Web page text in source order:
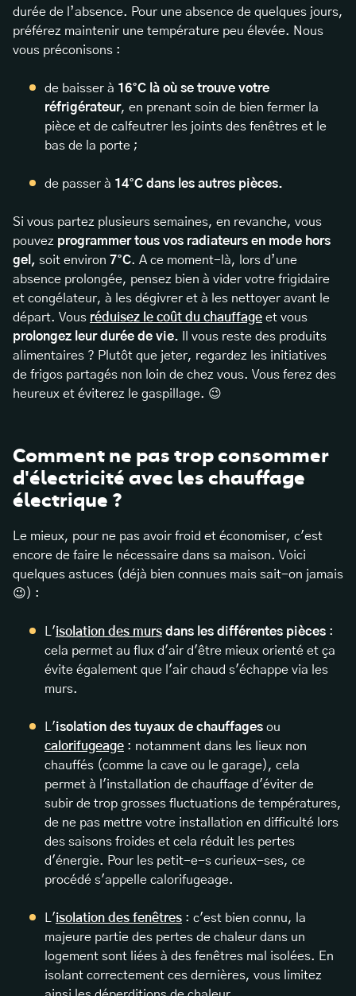
durée de l’absence. Pour une absence de quelques jours,
préférez maintenir une température peu élevée. Nous
vous préconisons :
de baisser à 16°C là où se trouve votre
réfrigérateur, en prenant soin de bien fermer la
pièce et de calfeutrer les joints des fenêtres et le
bas de la porte ;
de passer à 14°C dans les autres pièces.
Si vous partez plusieurs semaines, en revanche, vous
pouvez programmer tous vos radiateurs en mode hors
gel, soit environ 7°C. A ce moment-là, lors d’une
absence prolongée, pensez bien à vider votre frigidaire
et congélateur, à les dégivrer et à les nettoyer avant le
départ. Vous réduisez le coût du chauffage et vous
prolongez leur durée de vie. Il vous reste des produits
alimentaires ? Plutôt que jeter, regardez les initiatives
de frigos partagés non loin de chez vous. Vous ferez des
heureux et éviterez le gaspillage. 😉
Comment ne pas trop consommer
d'électricité avec les chauffage
électrique ?
Le mieux, pour ne pas avoir froid et économiser, c'est
encore de faire le nécessaire dans sa maison. Voici
quelques astuces (déjà bien connues mais sait-on jamais
😉) :
L'isolation des murs dans les différentes pièces :
cela permet au flux d'air d'être mieux orienté et ça
évite également que l'air chaud s'échappe via les
murs.
L'isolation des tuyaux de chauffages ou
calorifugeage : notamment dans les lieux non
chauffés (comme la cave ou le garage), cela
permet à l'installation de chauffage d'éviter de
subir de trop grosses fluctuations de températures,
de ne pas mettre votre installation en difficulté lors
des saisons froides et cela réduit les pertes
d'énergie. Pour les petit-e-s curieux-ses, ce
procédé s'appelle calorifugeage.
L'isolation des fenêtres : c'est bien connu, la
majeure partie des pertes de chaleur dans un
logement sont liées à des fenêtres mal isolées. En
isolant correctement ces dernières, vous limitez